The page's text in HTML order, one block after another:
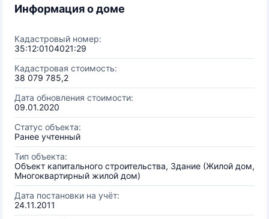
Информация о доме
Кадастровый номер:
35:12:0104021:29
Кадастровая стоимость:
38 079 785,2
Дата обновления стоимости:
09.01.2020
Статус объекта:
Ранее учтенный
Тип объекта:
Объект капитального строительства, Здание (Жилой дом,
Многоквартирный жилой дом)
Дата постановки на учёт:
24.11.2011